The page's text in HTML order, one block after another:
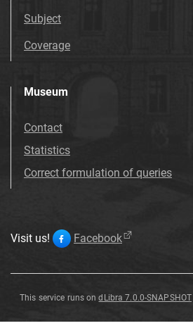
Subject
Coverage
Museum
Contact
Statistics
Correct formulation of queries
Visit us! Facebook
This service runs ondLibra 7.0.0-SNAPSHOT